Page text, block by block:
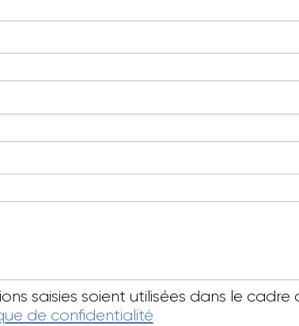
saisies soient utilisées dans le
de confidentialité